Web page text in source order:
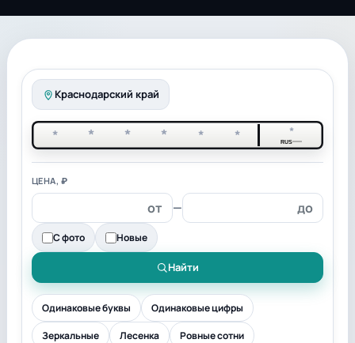
Краснодарский край
* * * * * * *
RUS
ЦЕНА, ₽
—
С фото Новые
Найти
Одинаковые буквы Одинаковые цифры
Зеркальные Лесенка Ровные сотни